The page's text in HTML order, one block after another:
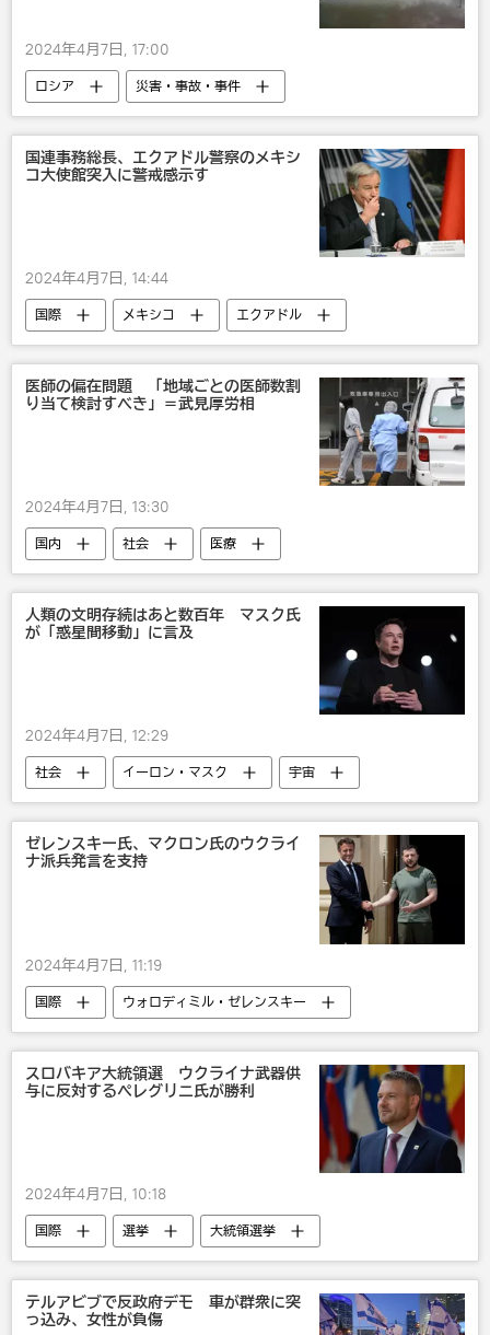
2024年4月7日, 17:00
ロシア 災害・事故・事件
国連事務総長、エクアドル警察のメキシ
コ大使館突入に警戒感示す
2024年4月7日, 14:44
国際 メキシコ
エクアドル
国連
グテーレス事務総長
災害・事故・事件
医師の偏在問題 「地域ごとの医師数割
り当て検討すべき」＝武見厚労相
2024年4月7日, 13:30
国内 社会 医療
人類の文明存続はあと数百年 マスク氏
が「惑星間移動」に言及
2024年4月7日, 12:29
社会 イーロン・マスク
宇宙
火星
テック＆サイエンス
ゼレンスキー氏、マクロン氏のウクライ
ナ派兵発言を支持
2024年4月7日, 11:19
国際
ウォロディミル・ゼレンスキー
エマニュエル・マクロン
ウクライナ
フランス
ウラジーミル・プーチン
NATO
スロバキア大統領選 ウクライナ武器供
与に反対するペレグリニ氏が勝利
2024年4月7日, 10:18
国際 選挙
大統領選挙
欧州
ウクライナ
テルアビブで反政府デモ 車が群衆に突
っ込み、女性が負傷